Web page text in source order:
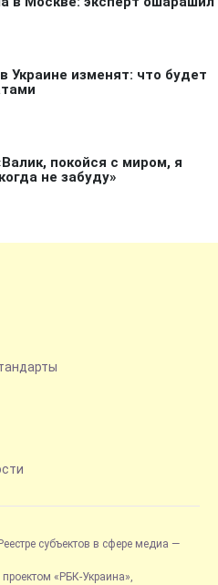
субъектов в сфере медиа —
«РБК-Украина»,